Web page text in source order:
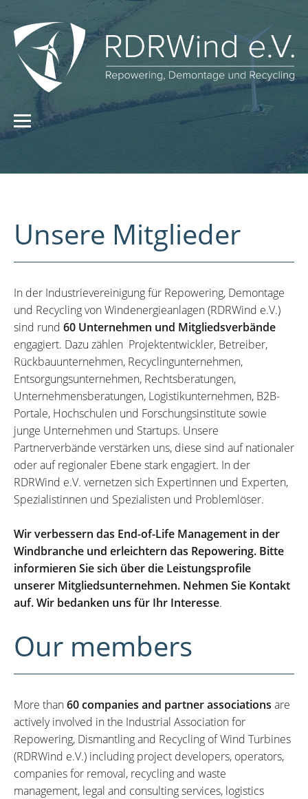
Unsere Mitglieder
In der Industrievereinigung für Repowering, Demontage
und Recycling von Windenergieanlagen (RDRWind e.V.)
sind rund 60 Unternehmen und Mitgliedsverbände
engagiert. Dazu zählen Projektentwickler, Betreiber,
Rückbauunternehmen, Recyclingunternehmen,
Entsorgungsunternehmen, Rechtsberatungen,
Unternehmensberatungen, Logistikunternehmen, B2B-
Portale, Hochschulen und Forschungsinstitute sowie
junge Unternehmen und Startups. Unsere
Partnerverbände verstärken uns, diese sind auf nationaler
oder auf regionaler Ebene stark engagiert. In der
RDRWind e.V. vernetzen sich Expertinnen und Experten,
Spezialistinnen und Spezialisten und Problemlöser.
Wir verbessern das End-of-Life Management in der
Windbranche und erleichtern das Repowering. Bitte
informieren Sie sich über die Leistungsprofile
unserer Mitgliedsunternehmen. Nehmen Sie Kontakt
auf. Wir bedanken uns für Ihr Interesse.
Our members
More than60 companies and partner associations are
actively involved in the Industrial Association for
Repowering, Dismantling and Recycling of Wind Turbines
(RDRWind e.V.) including project developers, operators,
companies for removal, recycling and waste
management, legal and consulting services, logistics